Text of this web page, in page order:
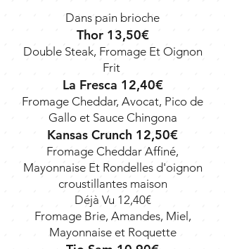
Dans pain brioche
Thor 13,50€
Double Steak, Fromage Et Oignon
Frit
La Fresca 12,40€
Fromage Cheddar, Avocat, Pico de
Gallo et Sauce Chingona
Kansas Crunch 12,50€
Fromage Cheddar Affiné,
Mayonnaise Et Rondelles d'oignon
croustillantes maison
Déjà Vu 12,40€
Fromage Brie, Amandes, Miel,
Mayonnaise et Roquette